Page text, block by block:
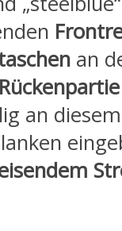
an
Rückenpartie
an